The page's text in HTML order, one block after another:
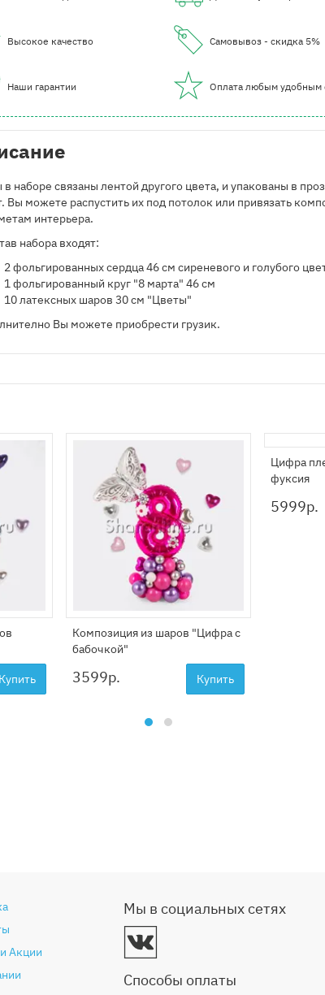
Высокое качество
Наши гарантии
Самовывоз - скидка 5%
Оплата любым удобным
наборе связаны лентой другого цвета, и упакованы в
Вы можете распустить их под потолок или привязать
интерьера.
набора входят:
2 фольгированных сердца 46 см сиреневого и голубого
1 фольгированный круг "8 марта" 46 см
10 латексных шаров 30 см "Цветы"
Вы можете приобрести грузик.
Купить
Композиция из шаров "Цифра с
бабочкой"
3599р. Купить
Цифра
фуксия
5999р.
Акции
Мы в социальных сетях
Способы оплаты